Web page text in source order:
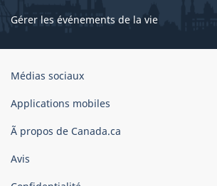
Gérer les événements de la vie
Organisation
gouvernement
Canada
Médias sociaux
Applications mobiles
Ã propos de Canada.ca
Avis